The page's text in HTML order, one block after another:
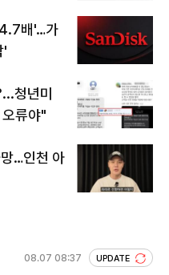
배'…가
'
청년미
류야"
…인천 아
08.07 08:37 UPDATE